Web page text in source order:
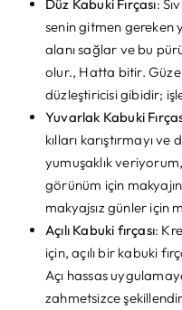
Düz Kabuki Fırçası:
senin gitmen gereken
alanı sağlar ve bu
olur., Hatta bitir.
düzleştiricisi gibidir;
Yuvarlak Kabuki
kılları karıştırmayı
yumuşaklık
görünüm için
makyajsız günler için
Açılı Kabuki fırçası:
için, açılı bir kabuki
Açı hassas
zahmetsizce